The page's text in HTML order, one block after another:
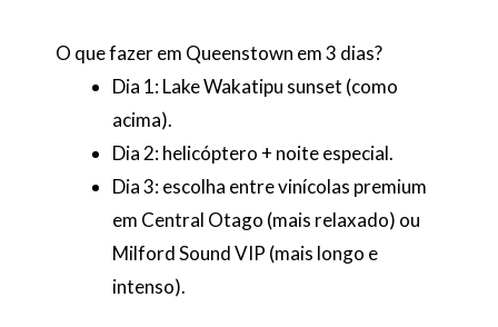
O que fazer em Queenstown em 3 dias?
Dia 1: Lake Wakatipu sunset (como
acima).
Dia 2: helicóptero + noite especial.
Dia 3: escolha entre vinícolas premium
em Central Otago (mais relaxado) ou
Milford Sound VIP (mais longo e
intenso).